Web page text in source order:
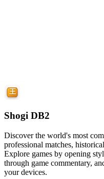
Shogi DB2
Discover the world's most
professional matches,
Explore games by opening
through game commentary,
your devices.